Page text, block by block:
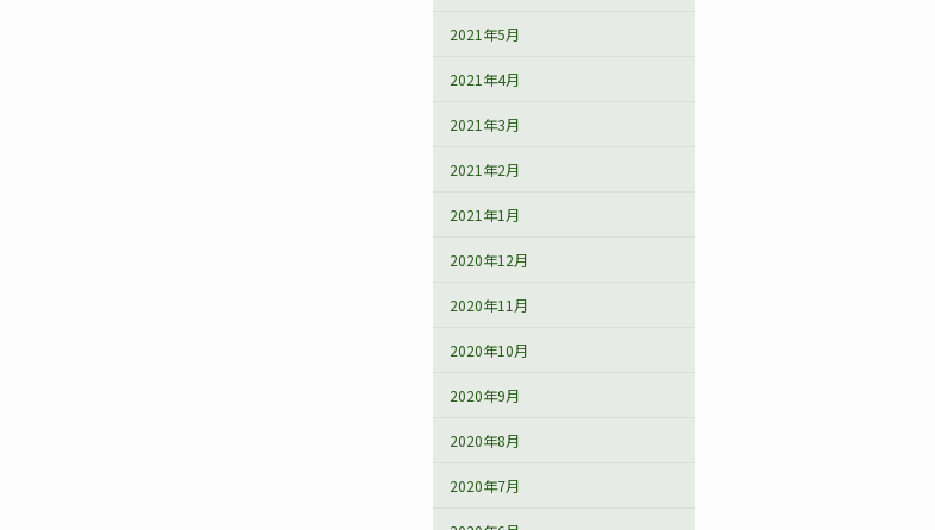
2021年5月
2021年4月
2021年3月
2021年2月
2021年1月
2020年12月
2020年11月
2020年10月
2020年9月
2020年8月
2020年7月